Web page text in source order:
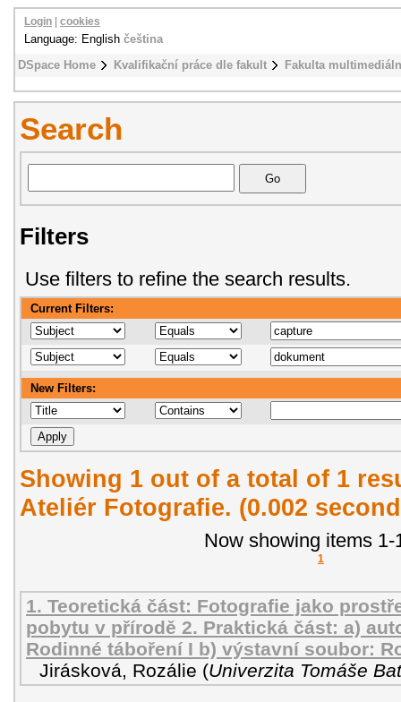
DSpace Home Kvalifikační práce dle fakult Fakulta
Login cookies
Language: English čeština
Search
Filters
Use filters to refine the search results.
Current Filters:
New Filters:
Showing 1 out of a total of 1
Ateliér Fotografie. (0.002
Now showing items 1-
1
1. Teoretická část: Fotografie jako
pobytu v přírodě 2. Praktická část: a)
Rodinné táboření I b) výstavní soubor:
Jirásková, Rozálie (Univerzita Tomáše